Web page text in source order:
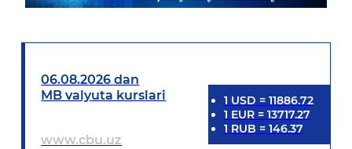
06.08.2026 dan
MB valyuta kurslari
www.cbu.uz
1 USD = 11886.72
1 EUR= 13717.27
1 RUB = 146.37